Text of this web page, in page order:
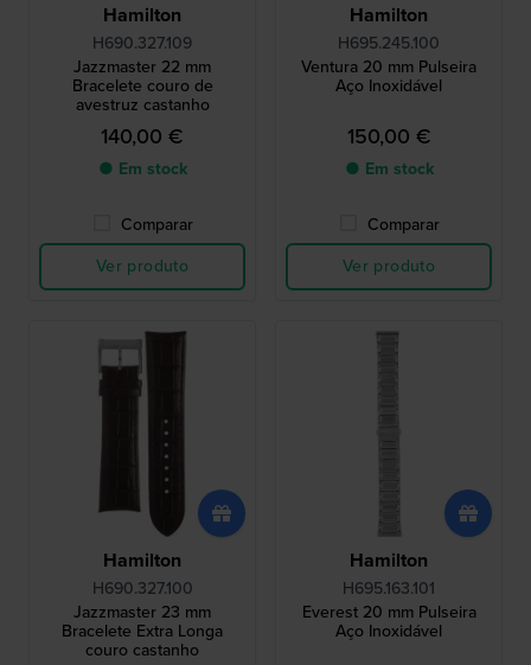
Hamilton
H690.327.109
Jazzmaster 22 mm
Bracelete couro de
avestruz castanho
140,00 €
● Em stock
Comparar
Ver produto
Hamilton
H695.245.100
Ventura 20 mm Pulseira
Aço Inoxidável
150,00 €
● Em stock
Comparar
Ver produto
Hamilton
H690.327.100
Jazzmaster 23 mm
Bracelete Extra Longa
couro castanho
Hamilton
H695.163.101
Everest 20 mm Pulseira
Aço Inoxidável